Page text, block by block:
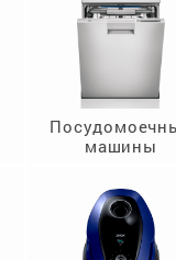
машины